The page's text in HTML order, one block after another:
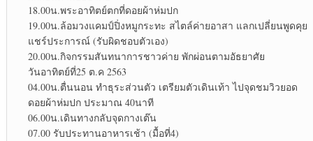
18.00น.พระอาทิตย์ตกที่ดอยผ้าห่มปก
19.00น.ล้อมวงแคมป์ปิ่งหมูกระทะ สไตล์ค่ายอาสา แลกเปลี่ยนพูดคุย
แชร์ประการณ์ (รับผิดชอบตัวเอง)
20.00น.กิจกรรมสันทนาการชาวค่าย พักผ่อนตามอัธยาศัย
วันอาทิตย์ที่25 ต.ค 2563
04.00น.ตื่นนอน ทำธุระส่วนตัว เตรียมตัวเดินเท้า ไปจุดชมวิวยอด
ดอยผ้าห่มปก ประมาณ 40นาที
06.00น.เดินทางกลับจุดกางเต๊น
07.00 รับประทานอาหารเช้า (มื้อที่4)